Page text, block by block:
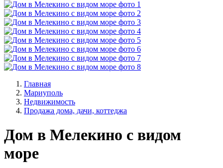
Главная
Мариуполь
Недвижимость
Продажа дома, дачи, коттеджа
Дом в Мелекино с видом
море